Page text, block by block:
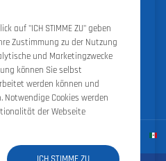
Award 2018, 2019, 2020, 2021,
auf "ICH STIMME ZU" geben
Zustimmung zu der Nutzung
und Marketingzwecke
können Sie selbst
werden können und
Notwendige Cookies werden
der Webseite